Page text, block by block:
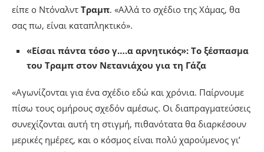
είπε ο Ντόναλντ Τραμπ. «Αλλά το σχέδιο της Χάμας, θα
σας πω, είναι καταπληκτικό».
«Είσαι πάντα τόσο γ….α αρνητικός»: Το ξέσπασμα
του Τραμπ στον Νετανιάχου για τη Γάζα
«Αγωνίζονται για ένα σχέδιο εδώ και χρόνια. Παίρνουμε
πίσω τους ομήρους σχεδόν αμέσως. Οι διαπραγματεύσεις
συνεχίζονται αυτή τη στιγμή, πιθανότατα θα διαρκέσουν
μερικές ημέρες, και ο κόσμος είναι πολύ χαρούμενος γι’